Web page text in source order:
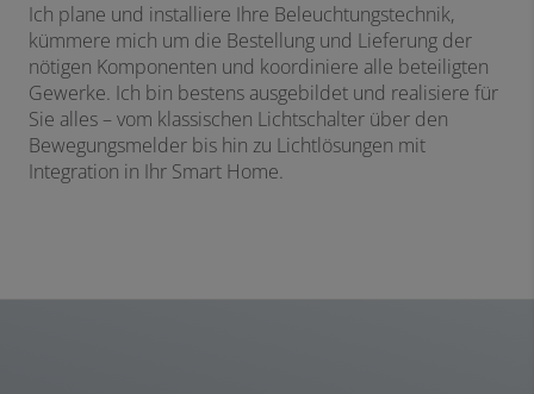
Ich plane und installiere Ihre Beleuchtungstechnik,
kümmere mich um die Bestellung und Lieferung der
nötigen Komponenten und koordiniere alle beteiligten
Gewerke. Ich bin bestens ausgebildet und realisiere für
Sie alles – vom klassischen Lichtschalter über den
Bewegungsmelder bis hin zu Lichtlösungen mit
Integration in Ihr Smart Home.